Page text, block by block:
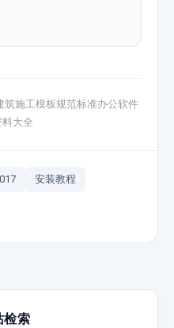
施工模板规范标准办公软件
大全
安装教程
检索